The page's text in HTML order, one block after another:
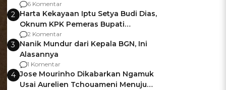
Gagalnya Negara Jamin Keamanan
6 Komentar
2 Harta Kekayaan Iptu Setya Budi Dias,
Oknum KPK Pemeras Bupati
Pemalang
2 Komentar
3 Nanik Mundur dari Kepala BGN, Ini
Alasannya
1 Komentar
4 Jose Mourinho Dikabarkan Ngamuk
Usai Aurelien Tchouameni Menuju